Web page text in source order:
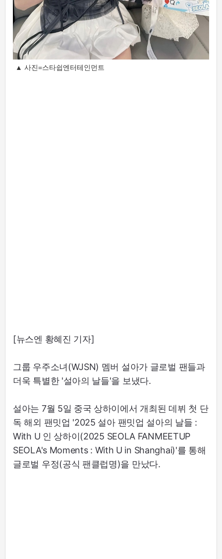
▲ 사진=스타쉽엔터테인먼트
[뉴스엔 황혜진 기자]
그룹 우주소녀(WJSN) 멤버 설아가 글로벌 팬들과
더욱 특별한 '설아의 날들'을 보냈다.
설아는 7월 5일 중국 상하이에서 개최된 데뷔 첫 단
독 해외 팬밋업 '2025 설아 팬밋업 설아의 날들 :
With U 인 상하이(2025 SEOLA FANMEETUP
SEOLA's Moments : With U in Shanghai)'를 통해
글로벌 우정(공식 팬클럽명)을 만났다.